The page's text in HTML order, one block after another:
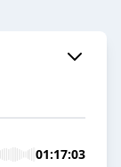
01:17:03